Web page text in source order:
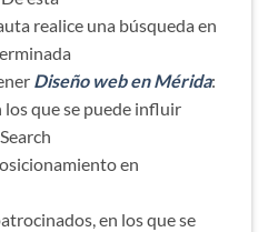
realice una búsqueda en
Diseño web en Mérida:
los que se puede influir
en
en los que se